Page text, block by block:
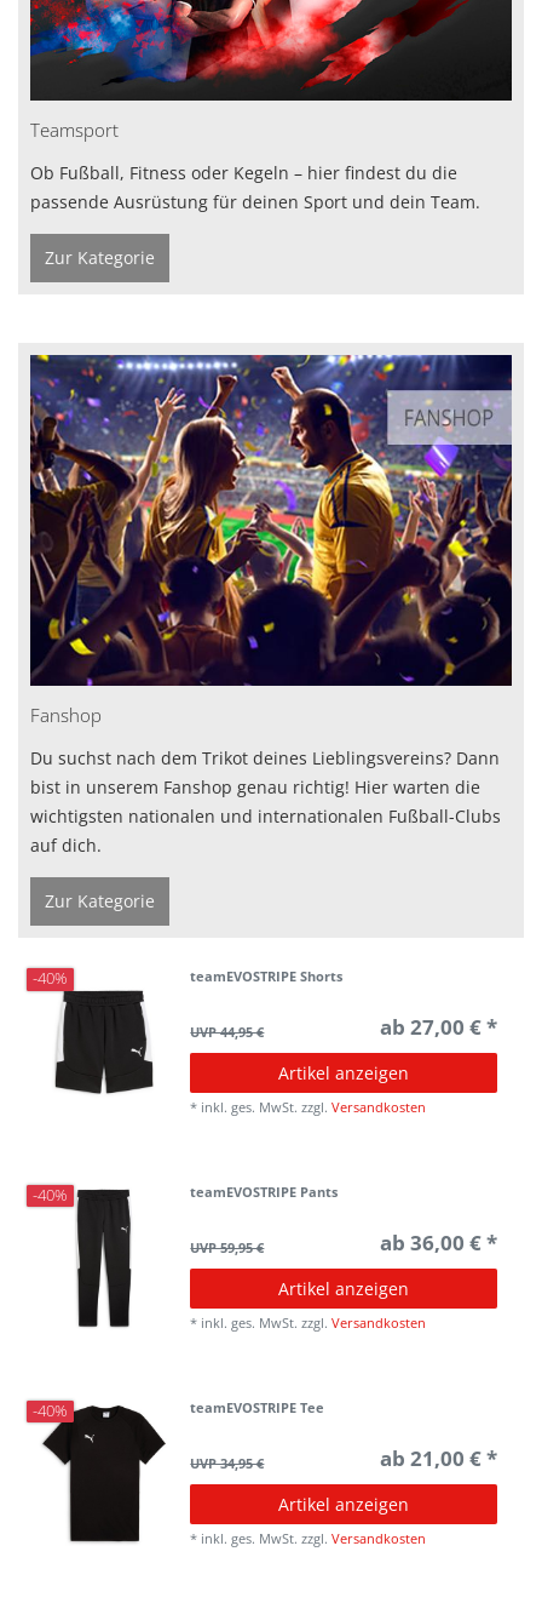
Teamsport
Ob Fußball, Fitness oder Kegeln – hier findest du die
passende Ausrüstung für deinen Sport und dein Team.
Zur Kategorie
Fanshop
Du suchst nach dem Trikot deines Lieblingsvereins? Dann
bist in unserem Fanshop genau richtig! Hier warten die
wichtigsten nationalen und internationalen Fußball-Clubs
auf dich.
Zur Kategorie
-40% teamEVOSTRIPE Shorts
UVP 44,95 € ab 27,00 € *
Artikel anzeigen
* inkl. ges. MwSt. zzgl.Versandkosten
-40% teamEVOSTRIPE Pants
UVP 59,95 € ab 36,00 € *
Artikel anzeigen
* inkl. ges. MwSt. zzgl.Versandkosten
-40% teamEVOSTRIPE Tee
UVP 34,95 € ab 21,00 € *
Artikel anzeigen
* inkl. ges. MwSt. zzgl.Versandkosten